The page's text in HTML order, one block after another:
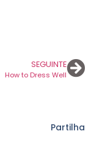
SEGUINTE
How to Dress Well
Partilha